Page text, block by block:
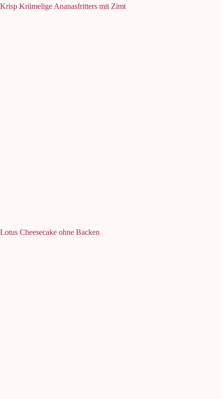
Krisp Krümelige Ananasfritters mit Zimt
Lotus Cheesecake ohne Backen